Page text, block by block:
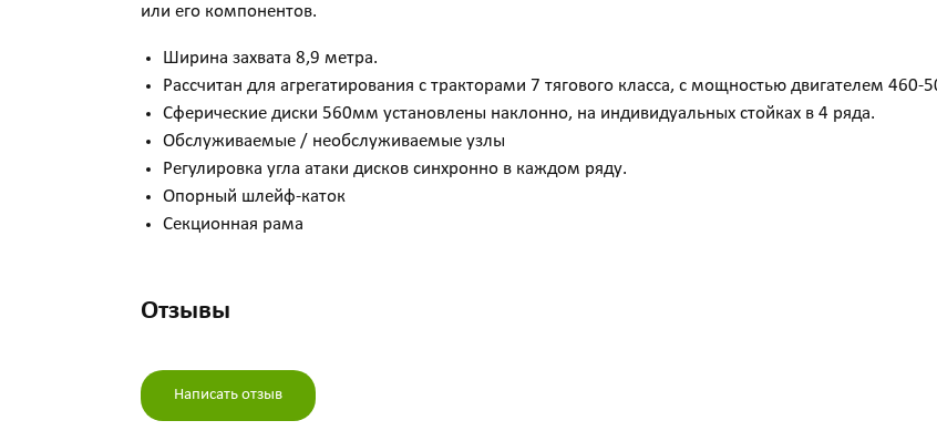
или его компонентов.
Ширина захвата 8,9 метра.
Рассчитан для агрегатирования с тракторами 7 тягового класса, с мощностью двигателем 460-
Сферические диски 560мм установлены наклонно, на индивидуальных стойках в 4 ряда.
Обслуживаемые / необслуживаемые узлы
Регулировка угла атаки дисков синхронно в каждом ряду.
Опорный шлейф-каток
Секционная рама
Отзывы
Написать отзыв